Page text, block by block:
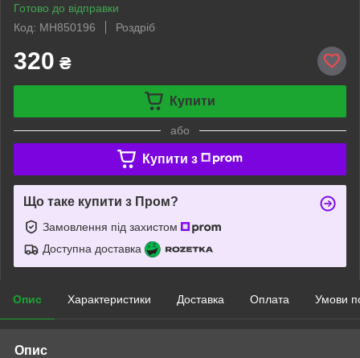
Готово до відправки
Код: MH850196
Роздріб
320 ₴
Купити
або
Купити з
Що таке купити з Пром?
Замовлення під захистом
Доступна доставка
Опис Характеристики Доставка Оплата Умови
Опис